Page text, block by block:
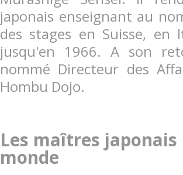
japonais enseignant au
des stages en Suisse, en
jusqu'en 1966. A son
nommé Directeur des
Hombu Dojo.
Les maîtres
monde